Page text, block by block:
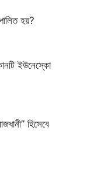
হয়?
ইউনেস্কো
হিসেবে